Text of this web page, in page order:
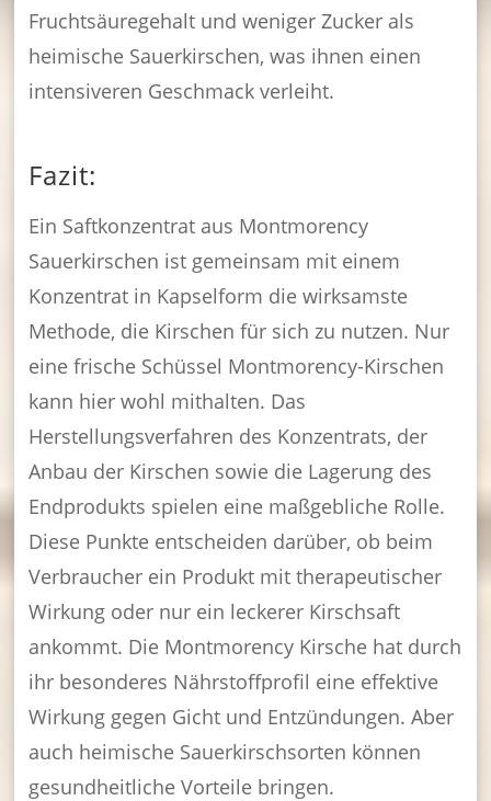
Fruchtsäuregehalt und weniger Zucker als
heimische Sauerkirschen, was ihnen einen
intensiveren Geschmack verleiht.
Fazit:
Ein Saftkonzentrat aus Montmorency
Sauerkirschen ist gemeinsam mit einem
Konzentrat in Kapselform die wirksamste
Methode, die Kirschen für sich zu nutzen. Nur
eine frische Schüssel Montmorency-Kirschen
kann hier wohl mithalten. Das
Herstellungsverfahren des Konzentrats, der
Anbau der Kirschen sowie die Lagerung des
Endprodukts spielen eine maßgebliche Rolle.
Diese Punkte entscheiden darüber, ob beim
Verbraucher ein Produkt mit therapeutischer
Wirkung oder nur ein leckerer Kirschsaft
ankommt. Die Montmorency Kirsche hat durch
ihr besonderes Nährstoffprofil eine effektive
Wirkung gegen Gicht und Entzündungen. Aber
auch heimische Sauerkirschsorten können
gesundheitliche Vorteile bringen.